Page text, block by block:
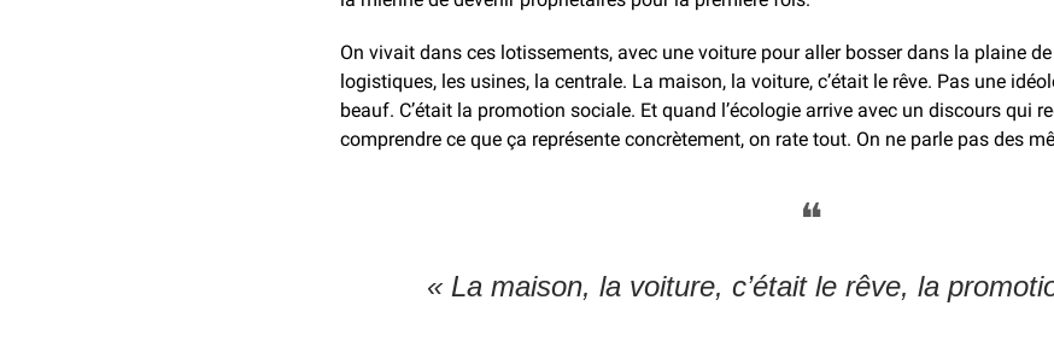
On vivait dans ces lotissements, avec une voiture pour aller bosser dans la plaine de
logistiques, les usines, la centrale. La maison, la voiture, c’était le rêve. Pas une
beauf. C’était la promotion sociale. Et quand l’écologie arrive avec un discours qui
comprendre ce que ça représente concrètement, on rate tout. On ne parle pas des
❝
« La maison, la voiture, c’était le rêve, la